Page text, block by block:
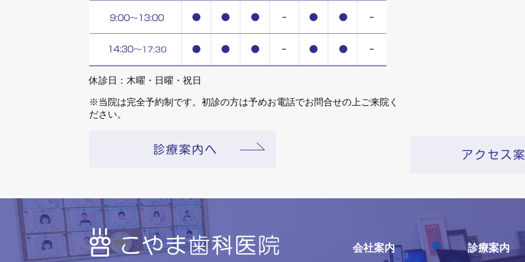
休診日：木曜・日曜・祝日
※当院は完全予約制です。初診の方は予めお電話でお問合せの上ご来院く
ださい。
会社案内 診療案内